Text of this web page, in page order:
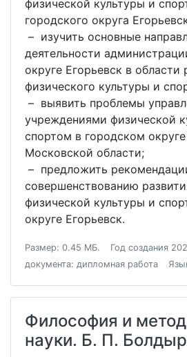
физической культуры и
городского округа
– изучить основные
деятельности
округе Егорьевск в области
физического культуры и
– выявить проблемы
учреждениями физической
спортом в городском
Московской области;
– предложить
совершенствованию
физической культуры и
округе Егорьевск.
Размер: 0.45 МБ. Год создания
документа: дипломная работа
Философия и
науки. Б. П.